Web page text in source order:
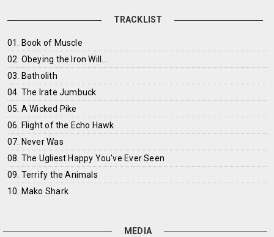
TRACKLIST
01. Book of Muscle
02. Obeying the Iron Will...
03. Batholith
04. The Irate Jumbuck
05. A Wicked Pike
06. Flight of the Echo Hawk
07. Never Was
08. The Ugliest Happy You've Ever Seen
09. Terrify the Animals
10. Mako Shark
MEDIA